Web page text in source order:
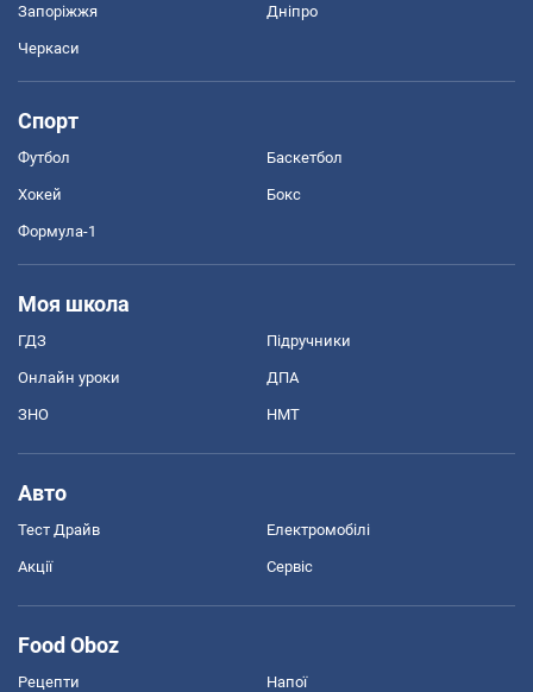
Запоріжжя Дніпро
Черкаси
Спорт
Футбол Баскетбол
Хокей Бокс
Формула-1
Моя школа
ГДЗ Підручники
Онлайн уроки ДПА
ЗНО НМТ
Авто
Тест Драйв Електромобілі
Акції Сервіс
Food Oboz
Рецепти Напої